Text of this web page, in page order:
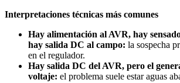
Interpretaciones técnicas más comunes
Hay alimentación al AVR, hay
hay salida DC al campo: la sospecha
en el regulador.
Hay salida DC del AVR, pero el
voltaje: el problema suele estar aguas